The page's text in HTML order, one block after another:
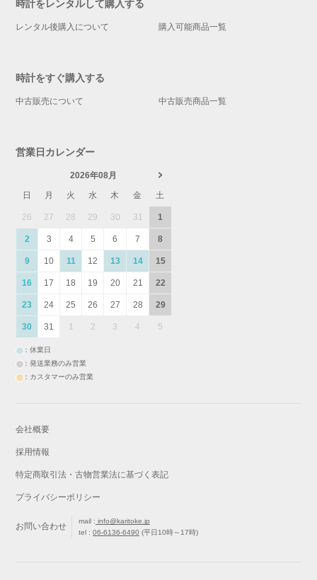
時計をレンタルして購入する
レンタル後購入について 購入可能商品一覧
時計をすぐ購入する
中古販売について 中古販売商品一覧
営業日カレンダー
2026年08月
日
月 火 水 木 金 土
26 27 28 29 30 31 1
2 3 4 5 6 7 8
9 10 11 12 13 14 15
16 17 18 19 20 21 22
23 24 25 26 27 28 29
30 31 1 2 3 4 5
：休業日
：発送業務のみ営業
：カスタマーのみ営業
会社概要
採用情報
特定商取引法・古物営業法に基づく表記
プライバシーポリシー
お問い合わせ
mail : info@karitoke.jp
tel :06-6136-6490 (平日10時～17時)